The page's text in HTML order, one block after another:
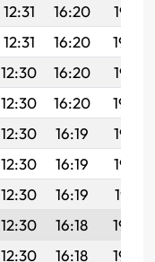
12:31 16:20
19:37
12:31 16:20
19:36
12:30 16:20
19:35
12:30 16:20
19:34
12:30 16:19
19:33
12:30 16:19
19:32
12:30 16:19
19:31
12:30 16:18
19:30
12:30 16:18 19:29